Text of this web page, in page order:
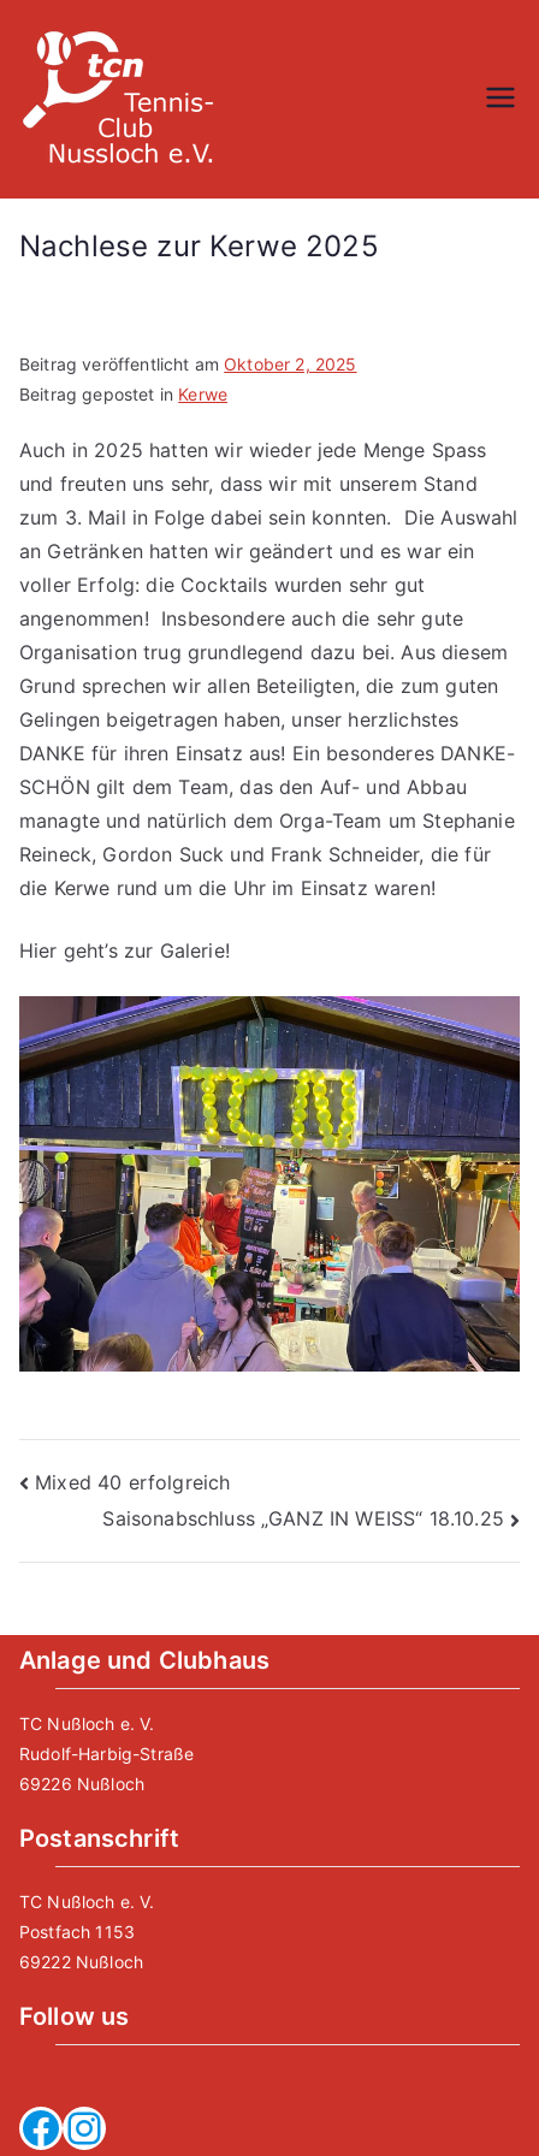
Inhalt
springen
Nachlese zur Kerwe 2025
Beitrag veröffentlicht am Oktober 2, 2025
Beitrag gepostet in Kerwe
Auch in 2025 hatten wir wieder jede Menge Spass
und freuten uns sehr, dass wir mit unserem Stand
zum 3. Mail in Folge dabei sein konnten. Die Auswahl
an Getränken hatten wir geändert und es war ein
voller Erfolg: die Cocktails wurden sehr gut
angenommen! Insbesondere auch die sehr gute
Organisation trug grundlegend dazu bei. Aus diesem
Grund sprechen wir allen Beteiligten, die zum guten
Gelingen beigetragen haben, unser herzlichstes
DANKE für ihren Einsatz aus! Ein besonderes DANKE-
SCHÖN gilt dem Team, das den Auf- und Abbau
managte und natürlich dem Orga-Team um Stephanie
Reineck, Gordon Suck und Frank Schneider, die für
die Kerwe rund um die Uhr im Einsatz waren!
Hier geht’s zur Galerie!
Beitragsnavigation
Mixed 40 erfolgreich
Saisonabschluss „GANZ IN WEISS“ 18.10.25
Anlage und Clubhaus
TC Nußloch e. V.
Rudolf-Harbig-Straße
69226 Nußloch
Postanschrift
TC Nußloch e. V.
Postfach 1153
69222 Nußloch
Follow us
Facebook
Instagram